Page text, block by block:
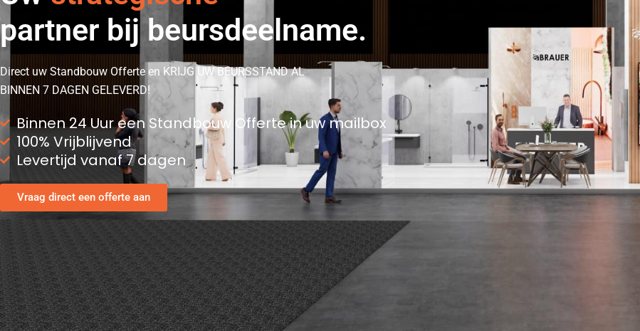
partner bij beursdeelname.
Direct uw Standbouw Offerte en KRIJG UW BEURSSTAND AL
BINNEN 7 DAGEN GELEVERD!
Binnen 24 Uur een Standbouw Offerte in uw mailbox
100% Vrijblijvend
Levertijd vanaf 7 dagen
Vraag direct een offerte aan